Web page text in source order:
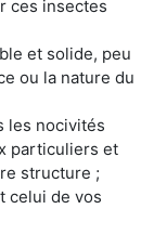
ces insectes
et solide, peu
ou la nature du
les nocivités
particuliers et
structure ;
celui de vos